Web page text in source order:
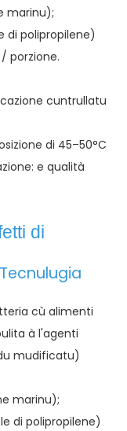
marinu);
di polipropilene)
porzione.
cuntrullatu
di 45–50°C
e qualità
di
cù alimenti
à l'agenti
mudificatu)
marinu);
di polipropilene)